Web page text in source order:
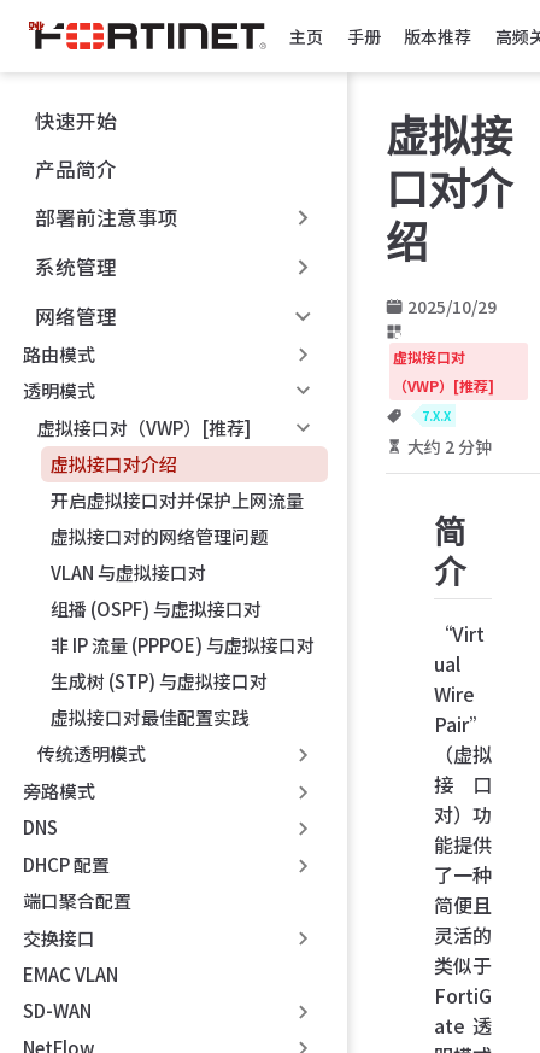
跳
至
主
內
容
主页 手册 版本推荐 高频
快速开始
产品简介
部署前注意事项
系统管理
网络管理
路由模式
透明模式
虚拟接口对（VWP）[推荐]
虚拟接口对介绍
开启虚拟接口对并保护上网流量
虚拟接口对的网络管理问题
VLAN 与虚拟接口对
组播 (OSPF) 与虚拟接口对
非 IP 流量 (PPPOE) 与虚拟接口对
生成树 (STP) 与虚拟接口对
虚拟接口对最佳配置实践
传统透明模式
旁路模式
DNS
DHCP 配置
端口聚合配置
交换接口
EMAC VLAN
SD-WAN
NetFlow
虚拟接
口对介
绍
2025/10/29
虚拟接口对
（VWP）[推荐]
7.X.X
大约 2 分钟
简
介
“Virt
ual
Wire
Pair”
（虚拟
接口
对）功
能提供
了一种
简便且
灵活的
类似于
FortiG
ate 透